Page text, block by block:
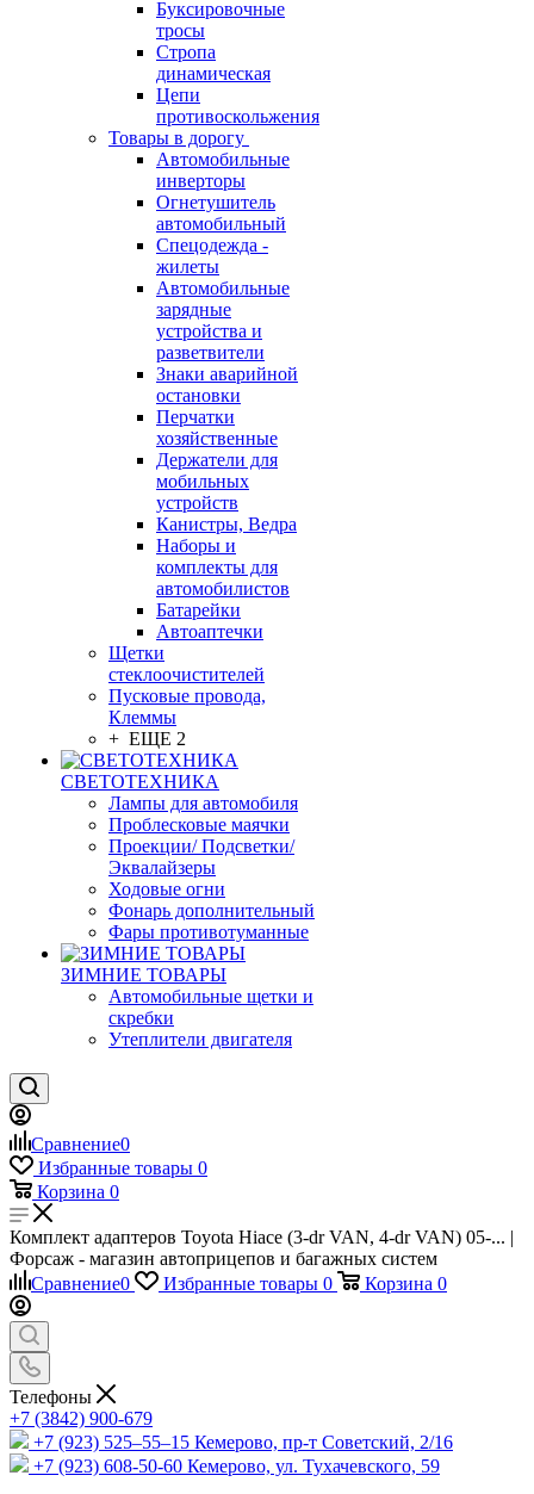
Буксировочные
тросы
Стропа
динамическая
Цепи
противоскольжения
Товары в дорогу
Автомобильные
инверторы
Огнетушитель
автомобильный
Спецодежда -
жилеты
Автомобильные
зарядные
устройства и
разветвители
Знаки аварийной
остановки
Перчатки
хозяйственные
Держатели для
мобильных
устройств
Канистры, Ведра
Наборы и
комплекты для
автомобилистов
Батарейки
Автоаптечки
Щетки
стеклоочистителей
Пусковые провода,
Клеммы
+ ЕЩЕ 2
СВЕТОТЕХНИКА
Лампы для автомобиля
Проблесковые маячки
Проекции/ Подсветки/
Эквалайзеры
Ходовые огни
Фонарь дополнительный
Фары противотуманные
ЗИМНИЕ ТОВАРЫ
Автомобильные щетки и
скребки
Утеплители двигателя
Сравнение0
Избранные товары 0
Корзина 0
Комплект адаптеров Toyota Hiace (3-dr VAN, 4-dr VAN) 05-... |
Форсаж - магазин автоприцепов и багажных систем
Сравнение0 Избранные товары 0 Корзина 0
Телефоны
+7 (3842) 900-679
+7 (923) 525–55–15 Кемерово, пр-т Советский, 2/16
+7 (923) 608-50-60 Кемерово, ул. Тухачевского, 59